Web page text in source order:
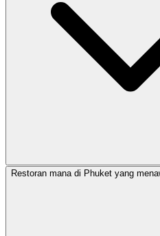
Restoran mana di Phuket yang